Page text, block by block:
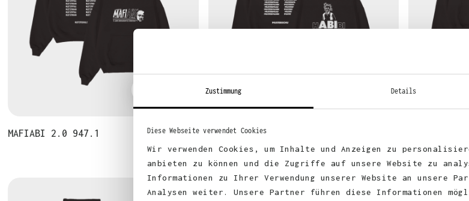
Zustimmung Details
Diese Webseite verwendet Cookies
Wir verwenden Cookies, um Inhalte und Anzeigen zu
anbieten zu können und die Zugriffe auf unsere Website zu
Informationen zu Ihrer Verwendung unserer Website an unsere
Analysen weiter. Unsere Partner führen diese Informationen
MAFIABI 2.0 947.1 HABIBI 2.0 948.1